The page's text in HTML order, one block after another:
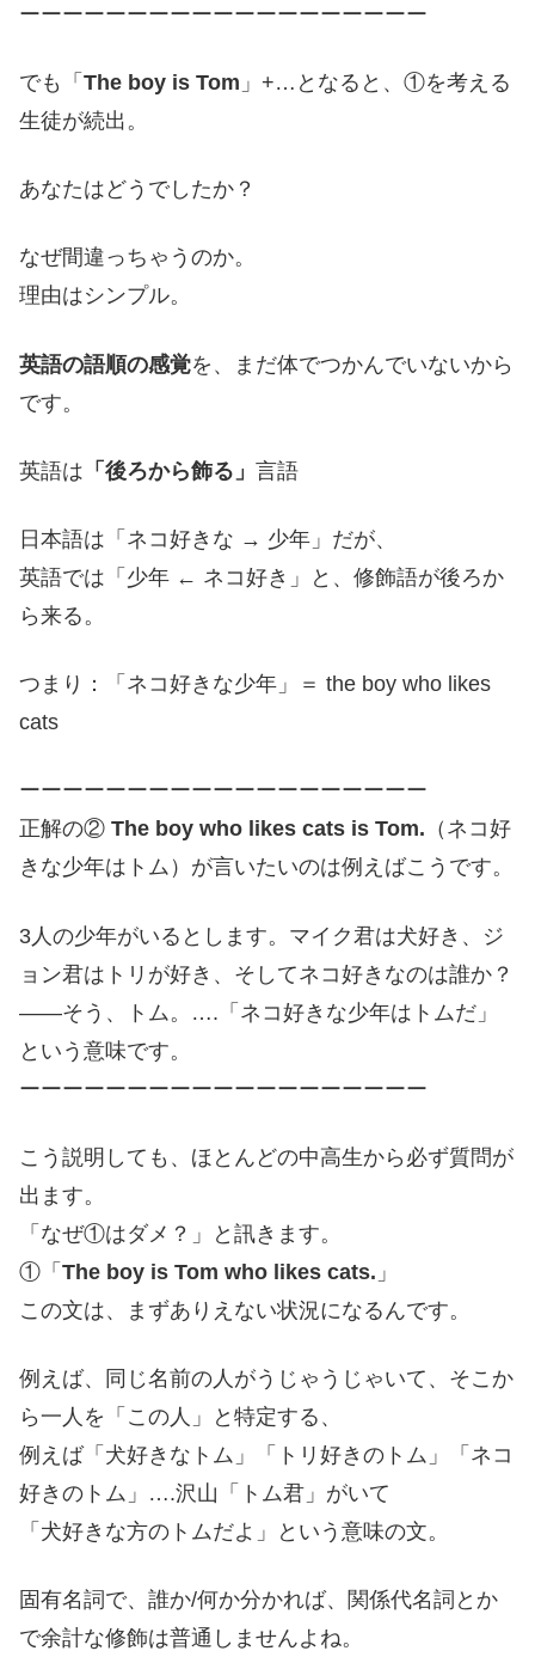
ーーーーーーーーーーーーーーーーーーー
でも「 The boy is Tom 」+…となると、①を考える
生徒が続出。
あなたはどうでしたか？
なぜ間違っちゃうのか。
理由はシンプル。
英語の語順の感覚を、まだ体でつかんでいないから
です。
英語は 「後ろから飾る」 言語
日本語は「ネコ好きな → 少年」だが、
英語では「少年 ← ネコ好き」と、修飾語が後ろか
ら来る。
つまり：「ネコ好きな少年」＝ the boy who likes
cats
ーーーーーーーーーーーーーーーーーーー
正解の② The boy who likes cats is Tom. （ネコ好
きな少年はトム）が言いたいのは例えばこうです。
3人の少年がいるとします。マイク君は犬好き、ジ
ョン君はトリが好き、そしてネコ好きなのは誰か？
――そう、トム。….「ネコ好きな少年はトムだ」
という意味です。
ーーーーーーーーーーーーーーーーーーー
こう説明しても、ほとんどの中高生から必ず質問が
出ます。
「なぜ①はダメ？」と訊きます。
①「 The boy is Tom who likes cats. 」
この文は、まずありえない状況になるんです。
例えば、同じ名前の人がうじゃうじゃいて、そこか
ら一人を「この人」と特定する、
例えば「犬好きなトム」「トリ好きのトム」「ネコ
好きのトム」….沢山「トム君」がいて
「犬好きな方のトムだよ」という意味の文。
固有名詞で、誰か/何か分かれば、関係代名詞とか
で余計な修飾は普通しませんよね。